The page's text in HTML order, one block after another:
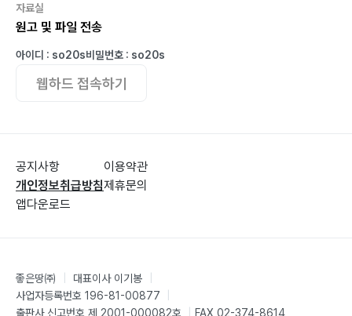
자료실
원고 및 파일 전송
아이디 : so20s비밀번호 : so20s
웹하드 접속하기
공지사항
개인정보취급방침
앱다운로드
이용약관
제휴문의
좋은땅㈜ 대표이사 이기봉
사업자등록번호 196-81-00877
출판사 신고번호 제 2001-000082호
FAX 02-374-8614